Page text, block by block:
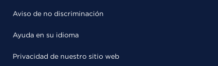
Aviso de no discriminación
Ayuda en su idioma
Privacidad de nuestro sitio web